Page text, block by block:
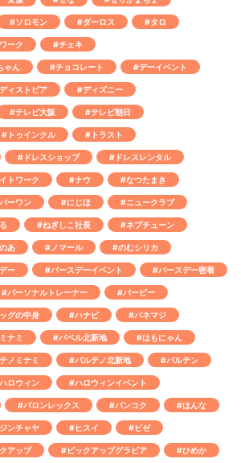
#ソロモン #ダーロス #タロ
ーク #チェキ
ゃん #チョコレート #デーイベント
ィストピア #ディズニー
#テレビ大阪 #テレビ朝日
#トゥインクル #トラスト
#ドレスショップ #ドレスレンタル
トワーク #ナウ #なつたまき
ーワン #にじほ #ニュークラブ
#ねぎしこ社長 #ネプチューン
あ #ノマール #のむシリカ
ー #バースデーイベント #バースデー密着
#パーソナルトレーナー #バービー
グの中身 #ハナビ #パネマジ
ナミ #バベル北新地 #はもにゃん
ノミナミ #パルテノ北新地 #バルテン
ロウィン #ハロウィンイベント
#バロンレックス #バンコク #はんな
ンチャヤ #ヒスイ #ビゼ
アップ #ピックアップグラビア #ひめか